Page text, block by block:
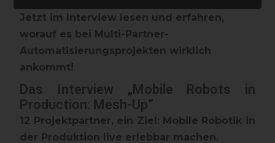
Jetzt im Interview lesen und erfahren,
worauf es bei Multi-Partner-
Automatisierungsprojekten wirklich
ankommt!
Das Interview „Mobile Robots in
Production: Mesh-Up”
12 Projektpartner, ein Ziel: Mobile Robotik in
der Produktion live erlebbar machen.